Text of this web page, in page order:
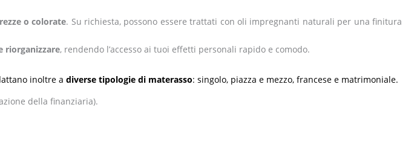
o colorate. Su richiesta, possono essere trattati con oli impregnanti naturali per una finitura
riorganizzare, rendendo l’accesso ai tuoi effetti personali rapido e comodo.
inoltre a diverse tipologie di materasso: singolo, piazza e mezzo, francese e matrimoniale.
della finanziaria).